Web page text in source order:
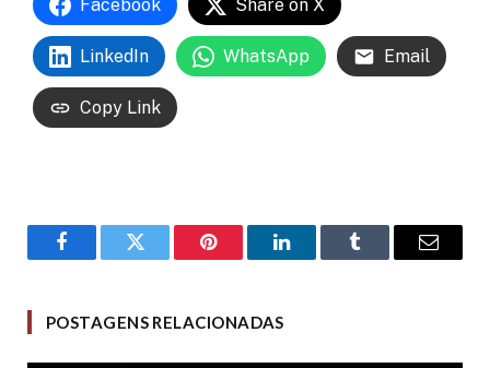
Facebook Share on X
LinkedIn WhatsApp Email
Copy Link
FacebookTwitter Pinterest LinkedInTumblr Email
POSTAGENS RELACIONADAS